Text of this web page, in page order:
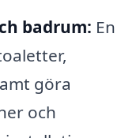
badrum: En
göra
och